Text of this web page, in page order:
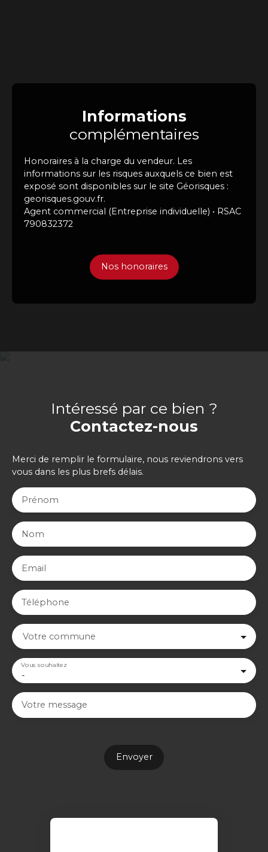
Informations
complémentaires
Honoraires à la charge du vendeur. Les
informations sur les risques auxquels ce bien est
exposé sont disponibles sur le site Géorisques :
georisques.gouv.fr.
Agent commercial (Entreprise individuelle) • RSAC
790832372
Nos honoraires
Intéressé par ce bien ?
Contactez-nous
Merci de remplir le formulaire, nous reviendrons vers
vous dans les plus brefs délais.
Prénom
Nom
Email
Téléphone
Votre commune
-
Vous souhaitez
Votre message
Envoyer